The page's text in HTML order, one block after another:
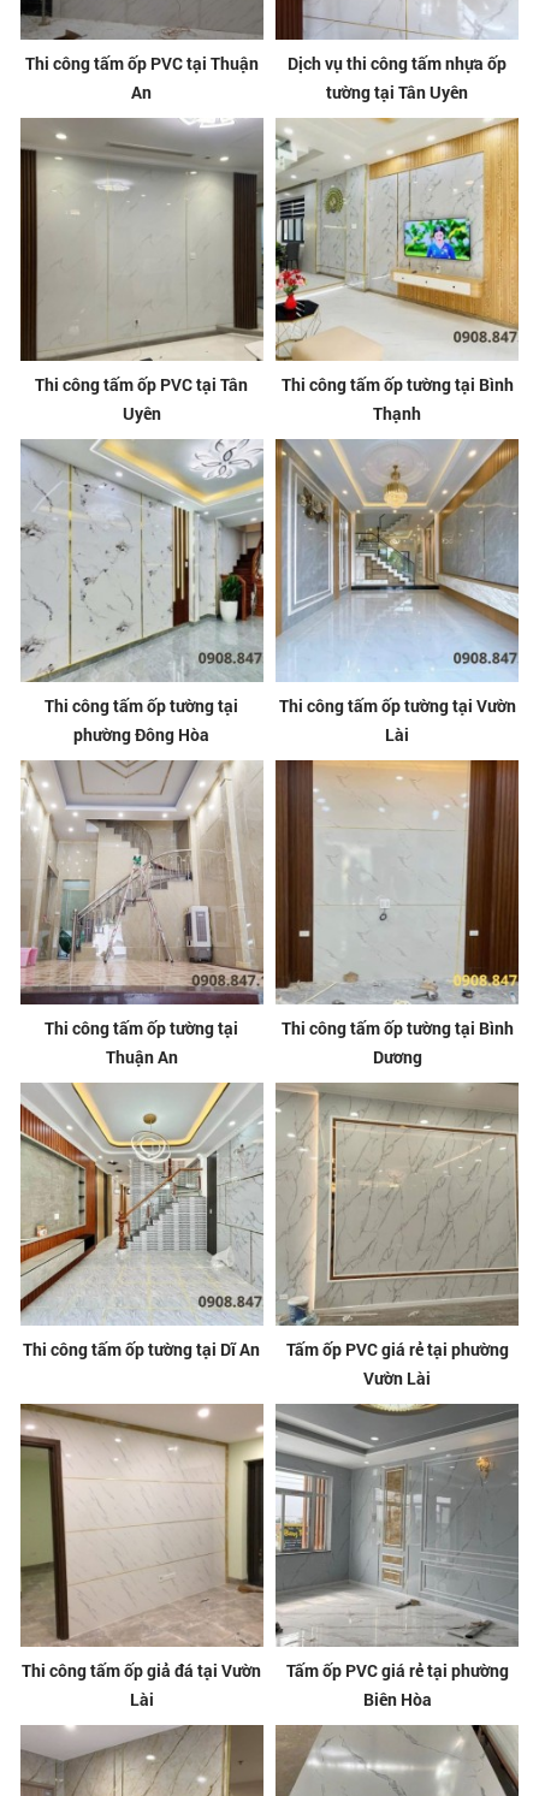
Thi công tấm ốp PVC tại Thuận
An
Dịch vụ thi công tấm nhựa ốp
tường tại Tân Uyên
Thi công tấm ốp PVC tại Tân
Uyên
Thi công tấm ốp tường tại Bình
Thạnh
Thi công tấm ốp tường tại
phường Đông Hòa
Thi công tấm ốp tường tại Vườn
Lài
Thi công tấm ốp tường tại
Thuận An
Thi công tấm ốp tường tại Bình
Dương
Thi công tấm ốp tường tại Dĩ An
Tấm ốp PVC giá rẻ tại phường
Vườn Lài
Thi công tấm ốp giả đá tại Vườn
Lài
Tấm ốp PVC giá rẻ tại phường
Biên Hòa